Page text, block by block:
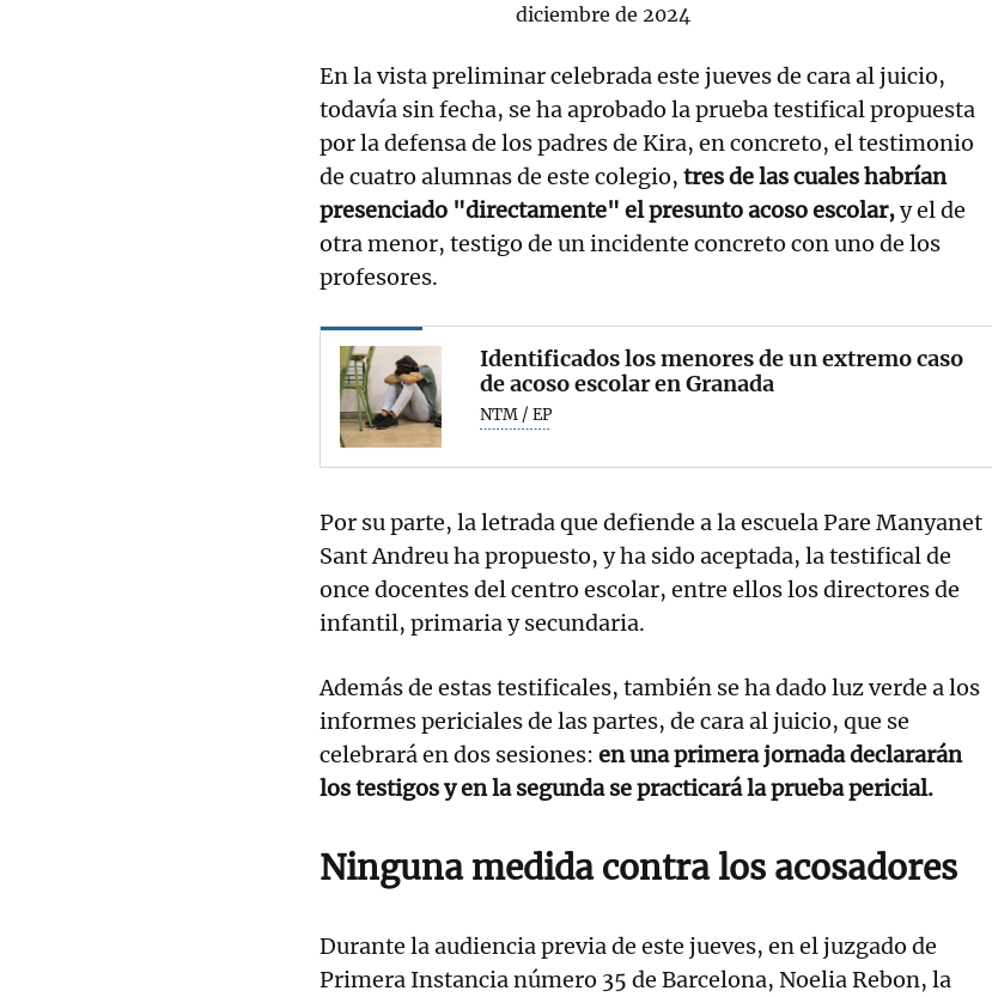
diciembre de 2024
En la vista preliminar celebrada este jueves de cara al juicio,
todavía sin fecha, se ha aprobado la prueba testifical propuesta
por la defensa de los padres de Kira, en concreto, el testimonio
de cuatro alumnas de este colegio, tres de las cuales habrían
presenciado "directamente" el presunto acoso escolar,y el de
otra menor, testigo de un incidente concreto con uno de los
profesores.
Identificados los menores de un extremo caso
de acoso escolar en Granada
NTM / EP
Por su parte, la letrada que defiende a la escuela Pare Manyanet
Sant Andreu ha propuesto, y ha sido aceptada, la testifical de
once docentes del centro escolar, entre ellos los directores de
infantil, primaria y secundaria.
Además de estas testificales, también se ha dado luz verde a los
informes periciales de las partes, de cara al juicio, que se
celebrará en dos sesiones: en una primera jornada declararán
los testigos y en la segunda se practicará la prueba pericial.
Ninguna medida contra los acosadores
Durante la audiencia previa de este jueves, en el juzgado de
Primera Instancia número 35 de Barcelona, Noelia Rebon, la